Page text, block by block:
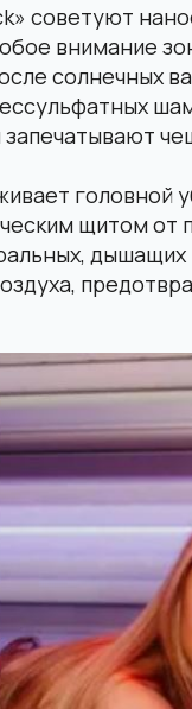
советуют
внимание
солнечных
головной
щитом от
дышащих